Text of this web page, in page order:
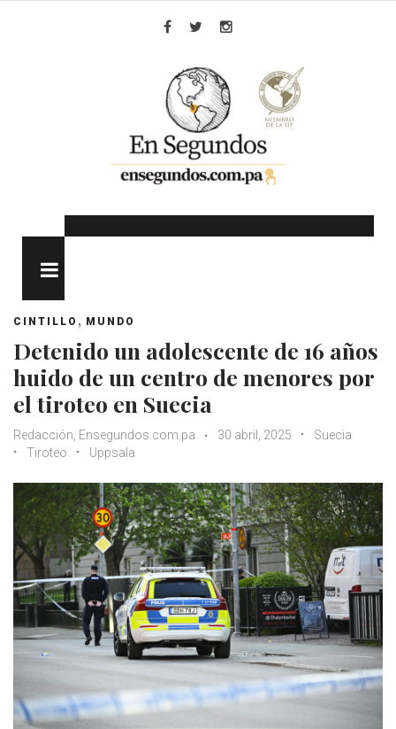
CINTILLO , MUNDO
Detenido un adolescente de 16 años
huido de un centro de menores por
el tiroteo en Suecia
Redacción, Ensegundos.com.pa 30 abril, 2025
Suecia
Tiroteo
Uppsala